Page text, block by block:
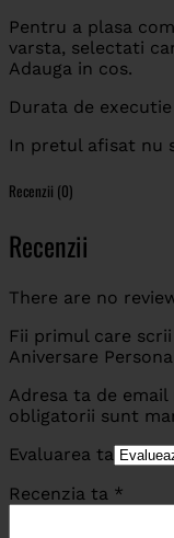
Pentru a plasa
varsta, selectati
Adauga in cos.
Durata de
In pretul afisat nu
Recenzii (0)
Recenzii
There are no
Fii primul care
Aniversare
Adresa ta de
obligatorii sunt
Evaluarea ta
Recenzia ta *